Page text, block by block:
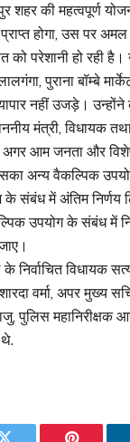
शहर की महत्वपूर्ण
होगा, उस पर अमल
परेशानी हो रही
पुराना बॉम्बे
नहीं उजड़े।
मंत्री, विधायक
आम जनता और
अन्य वैकल्पिक
संबंध में अंतिम निर्णय
उपयोग के संबंध में
विधायक
वर्मा, अपर मुख्य
पुलिस महानिरीक्षक
थे.